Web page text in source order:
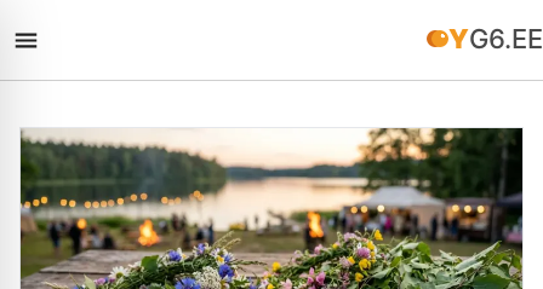
YG6.EE